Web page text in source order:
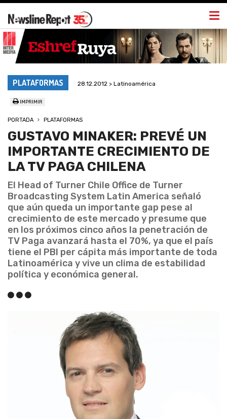
PLATAFORMAS 28.12.2012 > Latinoamérica
IMPRIMIR
PORTADA PLATAFORMAS
GUSTAVO MINAKER: PREVÉ UN
IMPORTANTE CRECIMIENTO DE
LA TV PAGA CHILENA
El Head of Turner Chile Office de Turner
Broadcasting System Latin America señaló
que aún queda un importante gap pese al
crecimiento de este mercado y presume que
en los próximos cinco años la penetración de
TV Paga avanzará hasta el 70%, ya que el país
tiene el PBI per cápita más importante de toda
Latinoamérica y vive un clima de estabilidad
política y económica general.